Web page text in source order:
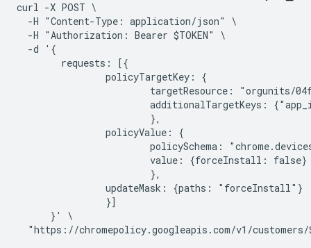
curl -X POST \
  -H "Content-Type: application/json" \
  -H "Authorization: Bearer $TOKEN" \
  -d '{
        requests: [{
                policyTargetKey: {
targetResource: "orgunits/
additionalTargetKeys:
                        },
                policyValue: {
policySchema:
                        value: {forceInstall: false}
                        },
                updateMask: {paths: "forceInstall"}
                }]
      }' \